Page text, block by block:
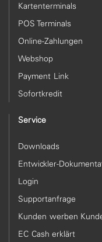
Kartenterminals
POS Terminals
Online-Zahlungen
Webshop
Payment Link
Sofortkredit
Service
Downloads
Entwickler-
Login
Supportanfrage
Kunden werben
EC Cash erklärt